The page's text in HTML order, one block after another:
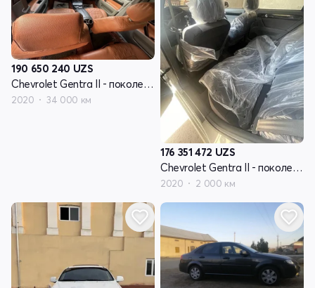
190 650 240 UZS
Chevrolet Gentra II - поколение
2020 34 000 км
176 351 472 UZS
Chevrolet Gentra II - поколение
2020 2 000 км